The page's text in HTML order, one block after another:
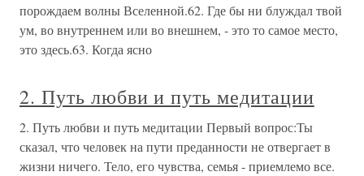
порождаем волны Вселенной.62. Где бы ни блуждал твой
ум, во внутреннем или во внешнем, - это то самое место,
это здесь.63. Когда ясно
2. Путь любви и путь медитации
2. Путь любви и путь медитации Первый вопрос:Ты
сказал, что человек на пути преданности не отвергает в
жизни ничего. Тело, его чувства, семья - приемлемо все.